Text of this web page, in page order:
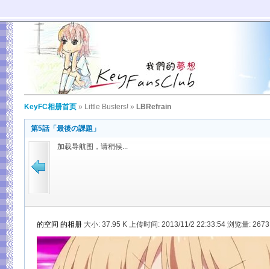
KeyFC相册首页 » Little Busters! » LBRefrain
第5話「最後の課題」
加载导航图，请稍候...
的空间 的相册 大小: 37.95 K 上传时间: 2013/11/2 22:33:54 浏览量: